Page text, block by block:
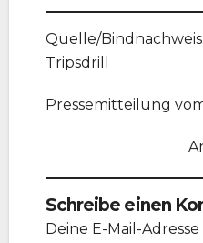
Quelle/
Tripsdrill
Pressemitteilung
Schreibe einen
Deine E-Mail-